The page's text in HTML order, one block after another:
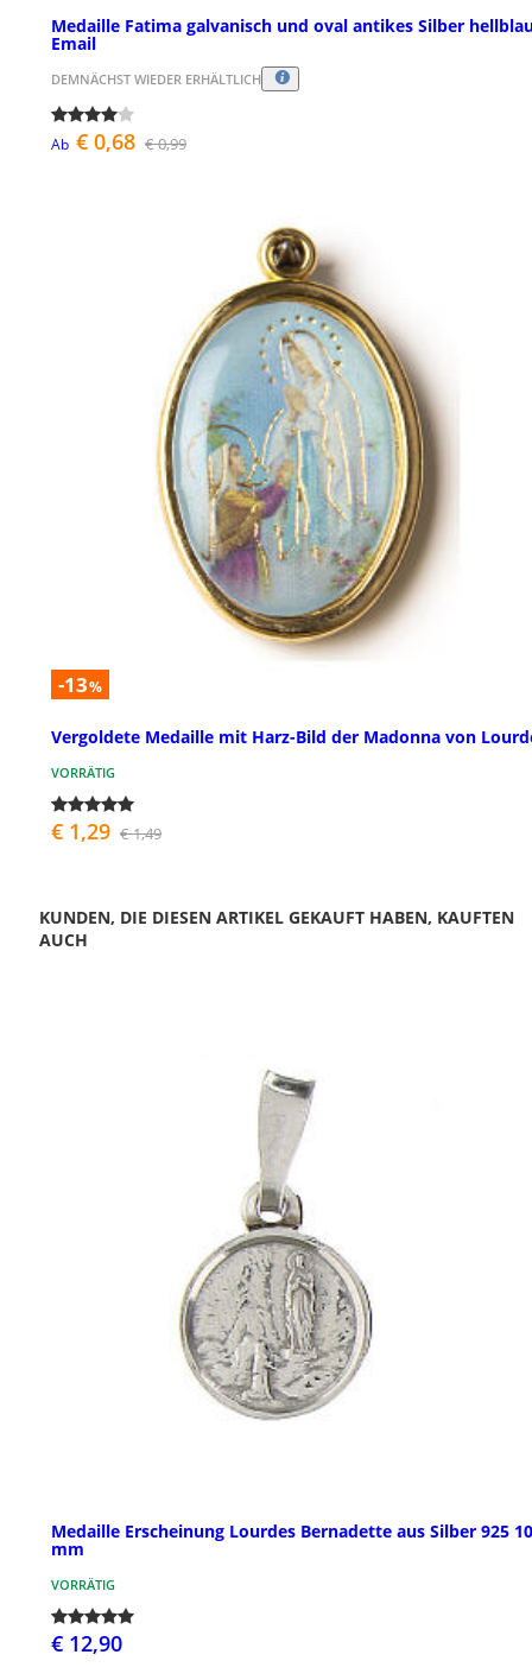
Medaille Fatima galvanisch und oval antikes Silber
Email
DEMNÄCHST WIEDER ERHÄLTLICH
Ab € 0,68 € 0,99
-13%
Vergoldete Medaille mit Harz-Bild der Madonna von
VORRÄTIG
€ 1,29 € 1,49
KUNDEN, DIE DIESEN ARTIKEL GEKAUFT HABEN, KAUFTEN
AUCH
Medaille Erscheinung Lourdes Bernadette aus Silber 925 10
mm
VORRÄTIG
€ 12,90